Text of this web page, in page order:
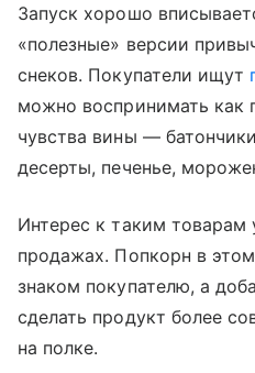
Запуск хорошо
«полезные» версии
снеков. Покупатели ищут
можно воспринимать как
чувства вины —
десерты, печенье,
Интерес к таким товарам
продажах. Попкорн в
знаком покупателю, а
сделать продукт более
на полке.